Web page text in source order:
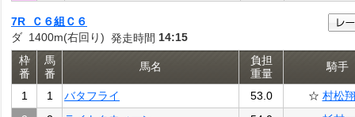
7R Ｃ６組Ｃ６
ダ 1400m(右回り) 発走時間 14:15
枠
番
馬
番
馬名
負担
重量
騎手
1 1 バタフライ 53.0 ☆ 村松翔